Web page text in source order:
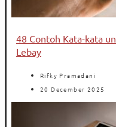
48 Contoh Kata-kata
Lebay
Rifky Pramadani
20 December 2025